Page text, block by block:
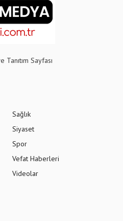
Sayfası
Sağlık
Siyaset
Spor
Vefat Haberleri
Videolar